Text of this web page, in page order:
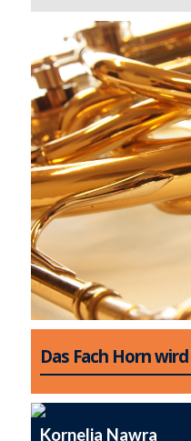
Das Fach Horn
Kornelia Nawra